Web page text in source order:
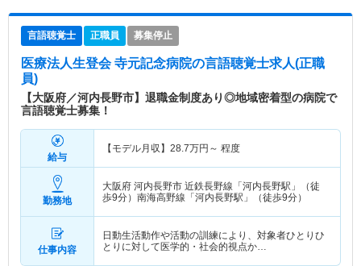
言語聴覚士 正職員 募集停止
医療法人生登会 寺元記念病院の言語聴覚士求人(正職
員)
【大阪府／河内長野市】退職金制度あり◎地域密着型の病院で
言語聴覚士募集！
給与
【モデル月収】 28.7万円～ 程度
勤務地
大阪府 河内長野市 近鉄長野線「河内長野駅」（徒
歩9分）南海高野線「河内長野駅」（徒歩9分）
仕事内容
日動生活動作や活動の訓練により、対象者ひとりひ
とりに対して医学的・社会的視点か…